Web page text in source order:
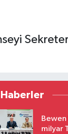
milyar